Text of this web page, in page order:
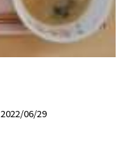
2022/06/29